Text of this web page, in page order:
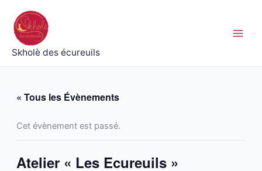
contenu
Skholè des écureuils
« Tous les Évènements
Cet évènement est passé.
Atelier « Les Ecureuils »